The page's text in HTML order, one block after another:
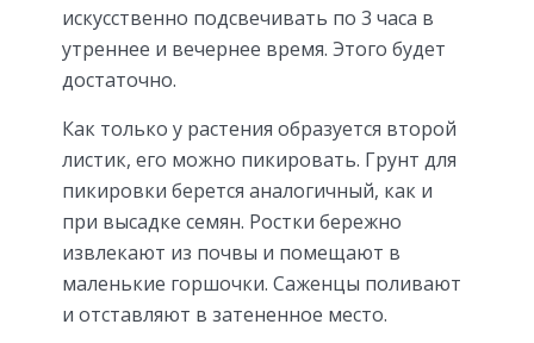
искусственно подсвечивать по 3 часа в
утреннее и вечернее время. Этого будет
достаточно.
Как только у растения образуется второй
листик, его можно пикировать. Грунт для
пикировки берется аналогичный, как и
при высадке семян. Ростки бережно
извлекают из почвы и помещают в
маленькие горшочки. Саженцы поливают
и отставляют в затененное место.